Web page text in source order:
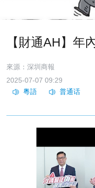
【財通AH】年
來源：深圳商報
2025-07-07 09:29